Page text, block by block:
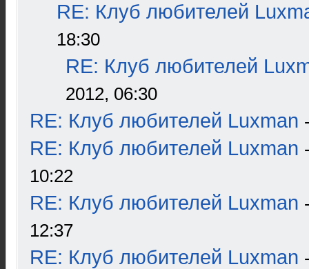
RE: Клуб любителей
18:30
RE: Клуб любителей
2012, 06:30
RE: Клуб любителей Luxman
RE: Клуб любителей Luxman
10:22
RE: Клуб любителей Luxman
12:37
RE: Клуб любителей Luxman